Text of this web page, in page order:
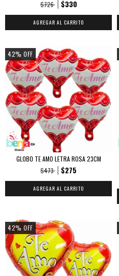
$726
$330
42% OFF
GLOBO TE AMO LETRA ROSA 23CM
$473
$275
42% OFF